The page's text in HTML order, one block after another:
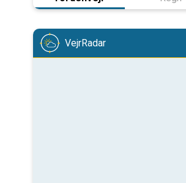
VejrRadar